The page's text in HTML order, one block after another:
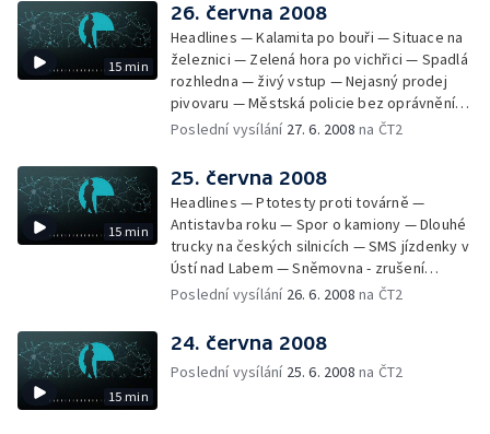
15 min
26. června 2008
Headlines — Kalamita po bouři — Situace na
železnici — Zelená hora po vichřici — Spadlá
rozhledna — živý vstup — Nejasný prodej
pivovaru — Městská policie bez oprávnění
měřit rychlost — Zákon o odpadech —
Hodiny ze sbírek Pražského hradu
Poslední vysílání 27. 6. 2008 na ČT2
15 min
25. června 2008
Headlines — Ptotesty proti továrně —
Antistavba roku — Spor o kamiony — Dlouhé
trucky na českých silnicích — SMS jízdenky v
Ústí nad Labem — Sněmovna - zrušení
poplatků za novorozence a důchod — Stát
soudu — Shakespearovské slavnosti —
Národní archiv vlastní stížnostní list
Poslední vysílání 26. 6. 2008 na ČT2
15 min
24. června 2008
Poslední vysílání 25. 6. 2008 na ČT2